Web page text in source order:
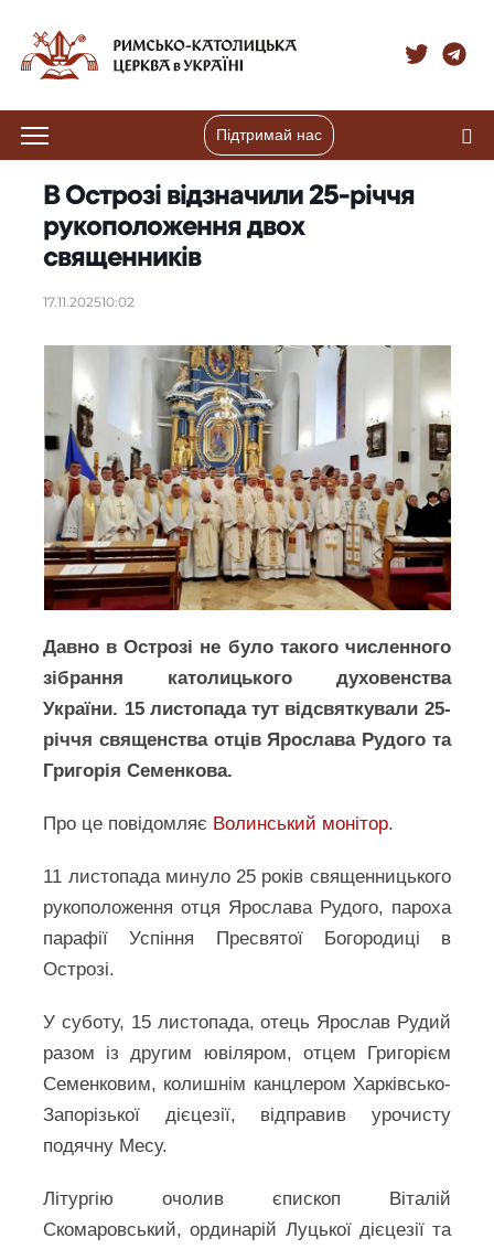
Підтримай нас
В Острозі відзначили 25-річчя
рукоположення двох
священників
17.11.202510:02
Давно в Острозі не було такого численного
зібрання католицького духовенства
України. 15 листопада тут відсвяткували 25-
річчя священства отців Ярослава Рудого та
Григорія Семенкова.
Про це повідомляє Волинський монітор.
11 листопада минуло 25 років священницького
рукоположення отця Ярослава Рудого, пароха
парафії Успіння Пресвятої Богородиці в
Острозі.
У суботу, 15 листопада, отець Ярослав Рудий
разом із другим ювіляром, отцем Григорієм
Семенковим, колишнім канцлером Харківсько-
Запорізької дієцезії, відправив урочисту
подячну Месу.
Літургію очолив єпископ Віталій
Скомаровський, ординарій Луцької дієцезії та